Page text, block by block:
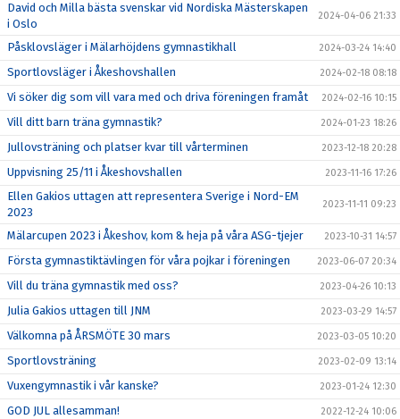
David och Milla bästa svenskar vid Nordiska Mästerskapen
i Oslo
2024-04-06 21:33
Påsklovsläger i Mälarhöjdens gymnastikhall 2024-03-24 14:40
Sportlovsläger i Åkeshovshallen 2024-02-18 08:18
Vi söker dig som vill vara med och driva föreningen framåt 2024-02-16 10:15
Vill ditt barn träna gymnastik? 2024-01-23 18:26
Jullovsträning och platser kvar till vårterminen 2023-12-18 20:28
Uppvisning 25/11 i Åkeshovshallen 2023-11-16 17:26
Ellen Gakios uttagen att representera Sverige i Nord-EM
2023
2023-11-11 09:23
Mälarcupen 2023 i Åkeshov, kom & heja på våra ASG-tjejer 2023-10-31 14:57
Första gymnastiktävlingen för våra pojkar i föreningen 2023-06-07 20:34
Vill du träna gymnastik med oss? 2023-04-26 10:13
Julia Gakios uttagen till JNM 2023-03-29 14:57
Välkomna på ÅRSMÖTE 30 mars 2023-03-05 10:20
Sportlovsträning 2023-02-09 13:14
Vuxengymnastik i vår kanske? 2023-01-24 12:30
GOD JUL allesamman! 2022-12-24 10:06